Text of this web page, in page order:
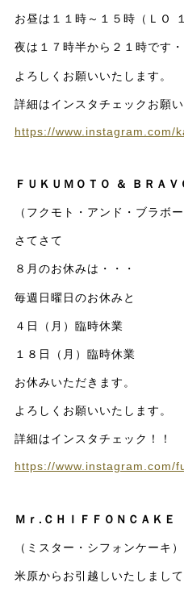
お昼は１１時～１５時（ＬＯ
夜は１７時半から２１時です・
よろしくお願いいたします。
詳細はインスタチェックお願い
https://www.instagram.com/
ＦＵＫＵＭＯＴＯ ＆ ＢＲＡＶ
（フクモト・アンド・ブラボー
さてさて
８月のお休みは・・・
毎週日曜日のお休みと
４日（月）臨時休業
１８日（月）臨時休業
お休みいただきます。
よろしくお願いいたします。
詳細はインスタチェック！！
https://www.instagram.com/
Ｍｒ.ＣＨＩＦＦＯＮＣＡＫＥ
（ミスター・シフォンケーキ）
米原からお引越しいたしまして